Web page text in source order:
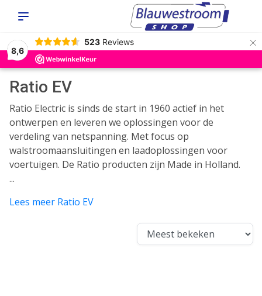
8,6
523 Reviews ×
Ratio EV
Ratio Electric is sinds de start in 1960 actief in het
ontwerpen en leveren we oplossingen voor de
verdeling van netspanning. Met focus op
walstroomaansluitingen en laadoplossingen voor
voertuigen. De Ratio producten zijn Made in Holland.
...
Lees meer Ratio EV